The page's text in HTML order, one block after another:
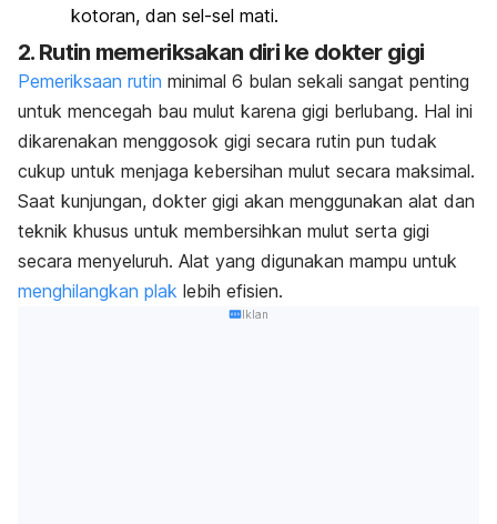
kotoran, dan sel-sel mati.
2. Rutin memeriksakan diri ke dokter gigi
Pemeriksaan rutin minimal 6 bulan sekali sangat penting
untuk mencegah bau mulut karena gigi berlubang. Hal ini
dikarenakan menggosok gigi secara rutin pun tudak
cukup untuk menjaga kebersihan mulut secara maksimal.
Saat kunjungan, dokter gigi akan menggunakan alat dan
teknik khusus untuk membersihkan mulut serta gigi
secara menyeluruh. Alat yang digunakan mampu untuk
menghilangkan plak lebih efisien.
Iklan